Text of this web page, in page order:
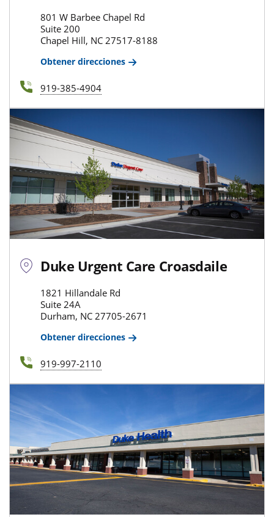
801 W Barbee Chapel Rd
Suite 200
Chapel Hill, NC 27517-8188
Obtener direcciones
919-385-4904
Duke Urgent Care Croasdaile
1821 Hillandale Rd
Suite 24A
Durham, NC 27705-2671
Obtener direcciones
919-997-2110